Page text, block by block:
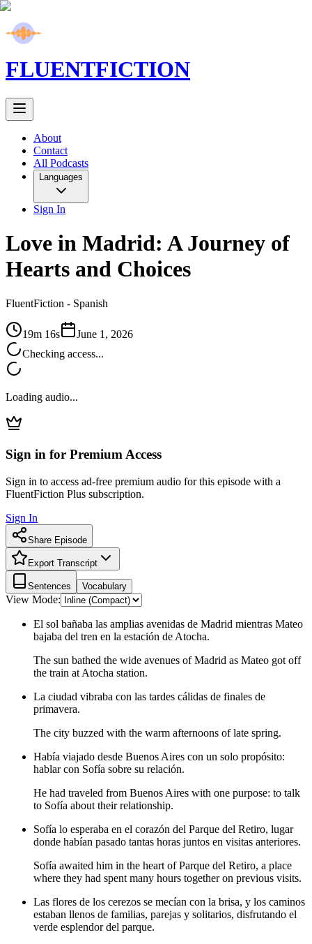
FLUENTFICTION
About
Contact
All Podcasts
Languages
Sign In
Love in Madrid: A Journey of
Hearts and Choices
FluentFiction - Spanish
19m 16s
June 1, 2026
Checking access...
Loading audio...
Sign in for Premium Access
Sign in to access ad-free premium audio for this episode with a
FluentFiction Plus subscription.
Sign In
Share Episode
Export Transcript
Sentences Vocabulary
View Mode:
El sol bañaba las amplias avenidas de Madrid mientras Mateo
bajaba del tren en la estación de Atocha.
The sun bathed the wide avenues of Madrid as Mateo got off
the train at Atocha station.
La ciudad vibraba con las tardes cálidas de finales de
primavera.
The city buzzed with the warm afternoons of late spring.
Había viajado desde Buenos Aires con un solo propósito:
hablar con Sofía sobre su relación.
He had traveled from Buenos Aires with one purpose: to talk
to Sofía about their relationship.
Sofía lo esperaba en el corazón del Parque del Retiro, lugar
donde habían pasado tantas horas juntos en visitas anteriores.
Sofía awaited him in the heart of Parque del Retiro, a place
where they had spent many hours together on previous visits.
Las flores de los cerezos se mecían con la brisa, y los caminos
estaban llenos de familias, parejas y solitarios, disfrutando el
verde esplendor del parque.